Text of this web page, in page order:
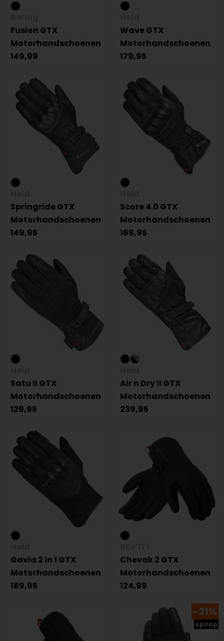
Fusion GTX
Motorhandschoenen
149,99
Wave GTX
Motorhandschoenen
179,95
Springride GTX
Motorhandschoenen
149,95
Score 4.0 GTX
Motorhandschoenen
169,95
Satu II GTX
Motorhandschoenen
129,95
Air n Dry II GTX
Motorhandschoenen
239,95
Gavia 2 in 1 GTX
Motorhandschoenen
189,95
Chevak 2 GTX
Motorhandschoenen
124,99
-31%
op=op